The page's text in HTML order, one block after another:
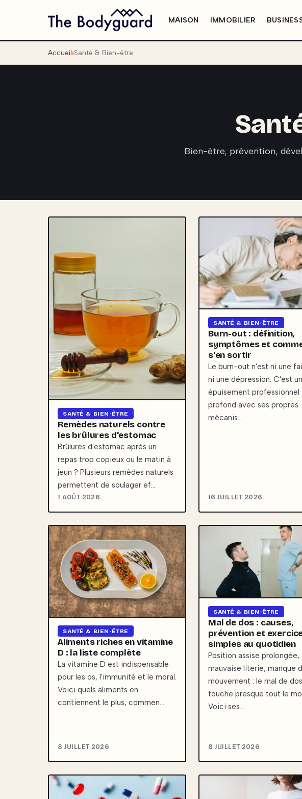
MAISON IMMOBILIER
Accueil Santé & Bien-être
Bien-être, prévention,
SANTÉ & BIEN-ÊTRE
Remèdes naturels contre
les brûlures d'estomac
Brûlures d'estomac après un
repas trop copieux ou le matin à
jeun ? Plusieurs remèdes naturels
permettent de soulager ef…
1 AOÛT 2026
SANTÉ & BIEN-ÊTRE
Burn-out : définition,
symptômes et
s'en sortir
Le burn-out n'est ni une
ni une dépression. C'est un
épuisement professionnel
profond avec ses propres
mécanis…
16 JUILLET 2026
SANTÉ & BIEN-ÊTRE
Aliments riches en vitamine
D : la liste complète
La vitamine D est indispensable
pour les os, l'immunité et le moral.
Voici quels aliments en
contiennent le plus, commen…
8 JUILLET 2026
SANTÉ & BIEN-ÊTRE
Mal de dos : causes,
prévention et
simples au quotidien
Position assise prolongée,
mauvaise literie, manque
mouvement : le mal de dos
touche presque tout le
Voici ses…
8 JUILLET 2026